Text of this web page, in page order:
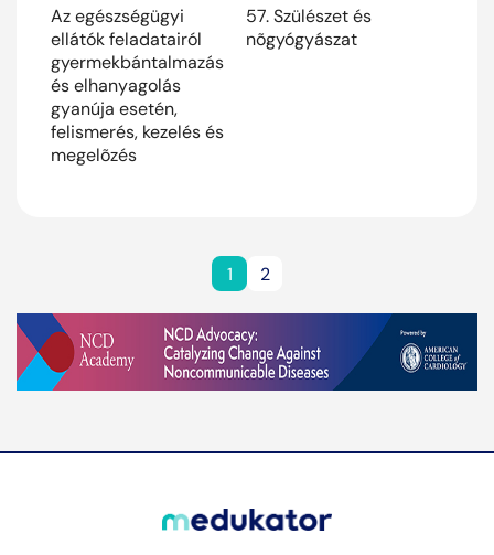
Az egészségügyi
ellátók feladatairól
gyermekbántalmazás
és elhanyagolás
gyanúja esetén,
felismerés, kezelés és
megelõzés
57. Szülészet és
nõgyógyászat
1 2